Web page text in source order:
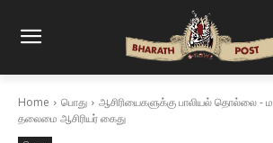
Home பொது
ஆசிரியைகளுக்கு பாலியல் தொல்லை -
தலைமை ஆசிரியர் கைது